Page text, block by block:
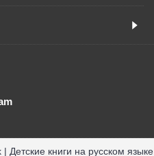
книги на русском языке